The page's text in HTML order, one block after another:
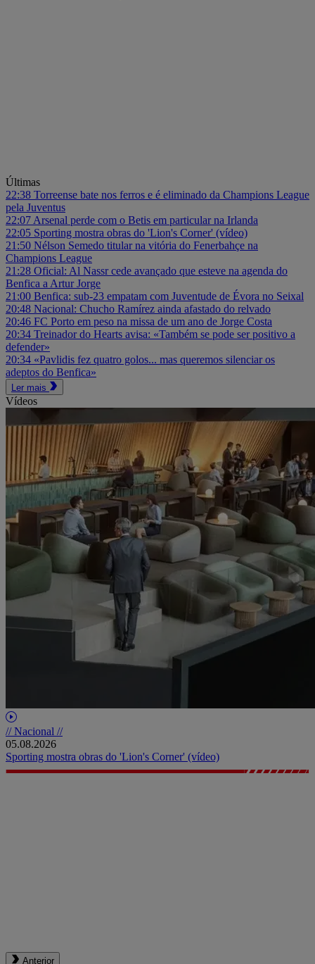
Últimas
22:38 Torreense bate nos ferros e é eliminado da Champions League
pela Juventus
22:07 Arsenal perde com o Betis em particular na Irlanda
22:05 Sporting mostra obras do 'Lion's Corner' (vídeo)
21:50 Nélson Semedo titular na vitória do Fenerbahçe na
Champions League
21:28 Oficial: Al Nassr cede avançado que esteve na agenda do
Benfica a Artur Jorge
21:00 Benfica: sub-23 empatam com Juventude de Évora no Seixal
20:48 Nacional: Chucho Ramírez ainda afastado do relvado
20:46 FC Porto em peso na missa de um ano de Jorge Costa
20:34 Treinador do Hearts avisa: «Também se pode ser positivo a
defender»
20:34 «Pavlidis fez quatro golos... mas queremos silenciar os
adeptos do Benfica»
Ler mais
Vídeos
// Nacional //
05.08.2026
Sporting mostra obras do 'Lion's Corner' (vídeo)
Anterior